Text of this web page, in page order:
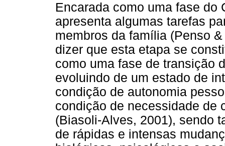
Encarada como uma fase do
apresenta algumas tarefas
membros da família (Penso
dizer que esta etapa se
como uma fase de transição
evoluindo de um estado de
condição de autonomia
condição de necessidade de
(Biasoli-Alves, 2001), sendo
de rápidas e intensas